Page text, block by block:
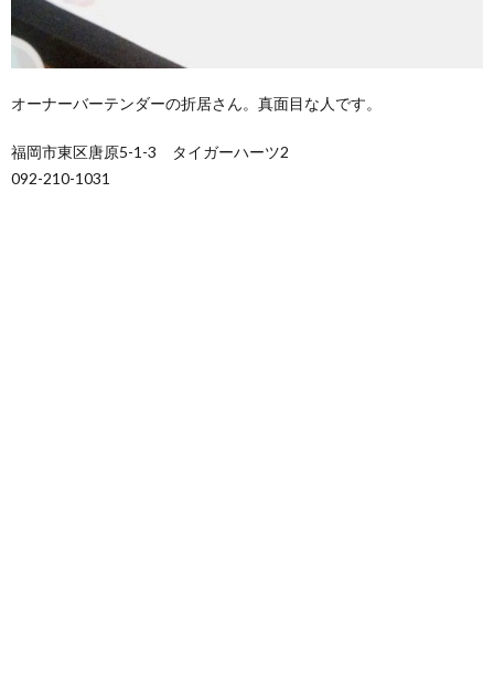
オーナーバーテンダーの折居さん。真面目な人です。
福岡市東区唐原5-1-3 タイガーハーツ2
092-210-1031